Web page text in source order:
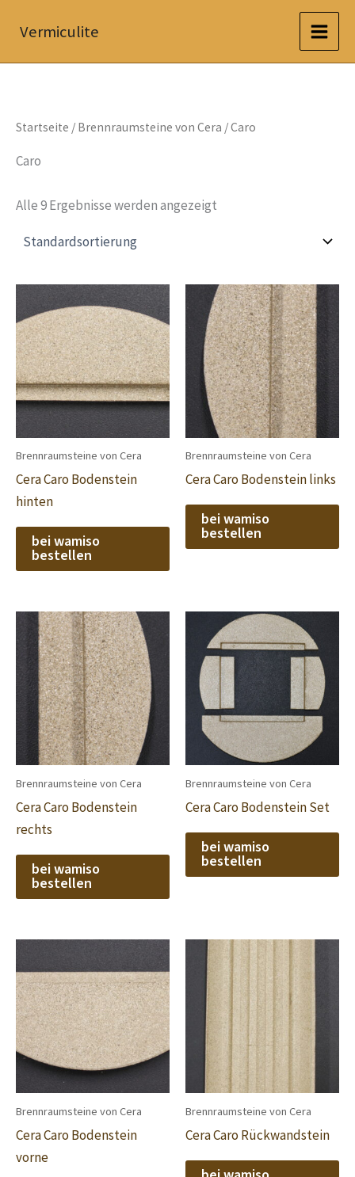
InhaltVermiculite
Startseite / Brennraumsteine von Cera / Caro
Caro
Alle 9 Ergebnisse werden angezeigt
Brennraumsteine von Cera
Cera Caro Bodenstein
hinten
bei wamiso
bestellen
Brennraumsteine von Cera
Cera Caro Bodenstein links
bei wamiso
bestellen
Brennraumsteine von Cera
Cera Caro Bodenstein
rechts
bei wamiso
bestellen
Brennraumsteine von Cera
Cera Caro Bodenstein Set
bei wamiso
bestellen
Brennraumsteine von Cera
Cera Caro Bodenstein
vorne
Brennraumsteine von Cera
Cera Caro Rückwandstein